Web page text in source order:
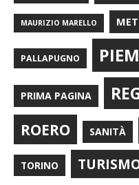
MAURIZIO MARELLO
PALLAPUGNO
PRIMA PAGINA
ROERO SANITÀ
TORINO